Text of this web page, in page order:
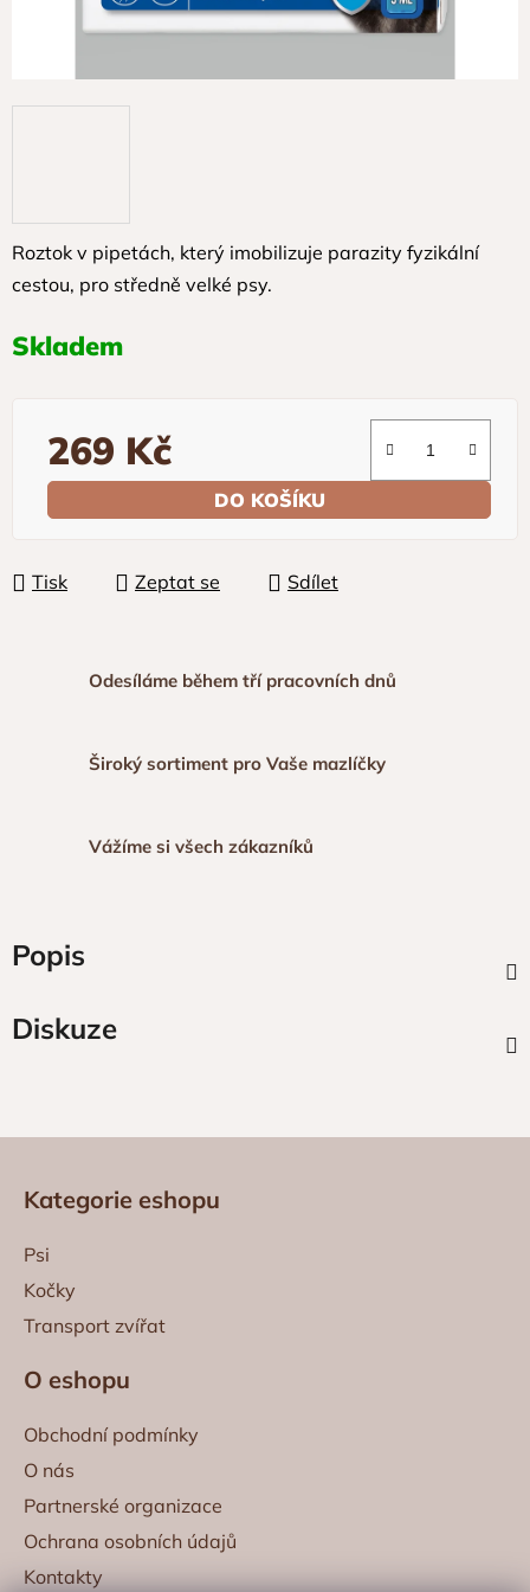
Roztok v pipetách, který imobilizuje parazity fyzikální
cestou, pro středně velké psy.
Skladem
269 Kč
Měrná cena:
DO KOŠÍKU
Tisk Zeptat se Sdílet
Odesíláme během tří pracovních dnů
Široký sortiment pro Vaše mazlíčky
Vážíme si všech zákazníků
Popis
Diskuze
Kategorie eshopu
Psi
Kočky
Transport zvířat
O eshopu
Obchodní podmínky
O nás
Partnerské organizace
Ochrana osobních údajů
Kontakty